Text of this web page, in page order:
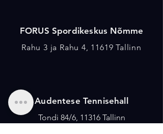
FORUS Spordikeskus Nõmme
Rahu 3 ja Rahu 4, 11619 Tallinn
Audentese Tennisehall
Tondi 84/6, 11316 Tallinn